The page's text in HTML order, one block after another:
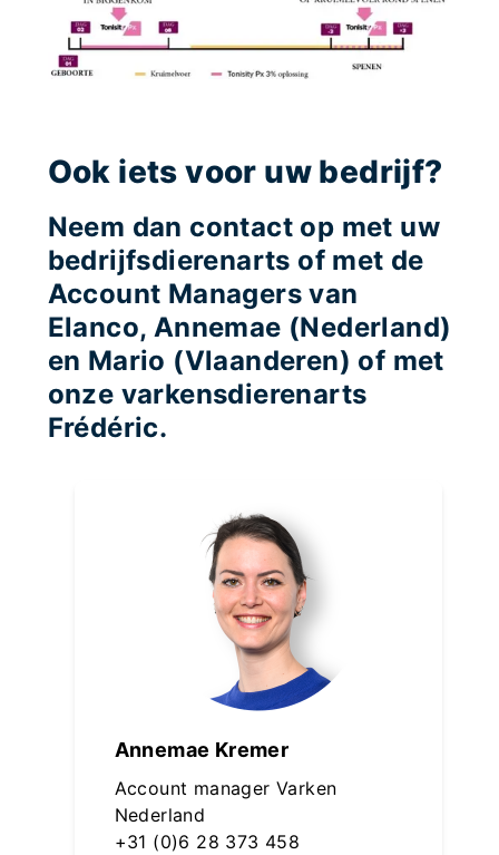
Ook iets voor uw bedrijf?
Neem dan contact op met uw
bedrijfsdierenarts of met de
Account Managers van
Elanco, Annemae (Nederland)
en Mario (Vlaanderen) of met
onze varkensdierenarts
Frédéric.
Annemae Kremer
Account manager Varken
Nederland
+31 (0)6 28 373 458